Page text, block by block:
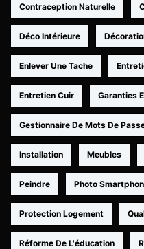
Contraception Naturelle
Déco Intérieure
Enlever Une Tache
Entretien Cuir Garanties
Gestionnaire De Mots De
Installation Meubles
Peindre Photo
Protection Logement
Réforme De L'éducation